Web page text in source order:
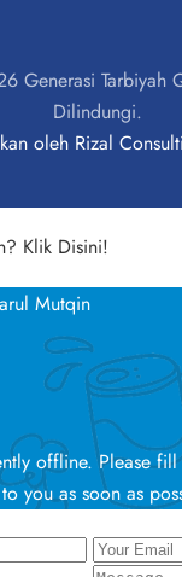
Generasi Tarbiyah
Dilindungi.
oleh Rizal
Klik Disini!
offline. Please
you as soon as